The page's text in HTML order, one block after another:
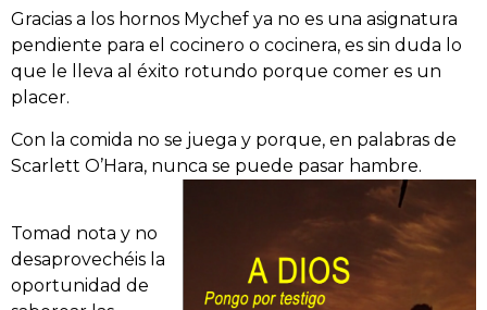
Gracias a los hornos Mychef ya no es una asignatura
pendiente para el cocinero o cocinera, es sin duda lo
que le lleva al éxito rotundo porque comer es un
placer.
Con la comida no se juega y porque, en palabras de
Scarlett O’Hara, nunca se puede pasar hambre.
Tomad nota y no
desaprovechéis la
oportunidad de